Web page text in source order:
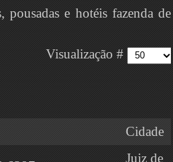
pousadas e hotéis fazenda de
Visualização #
Cidade
Juiz de